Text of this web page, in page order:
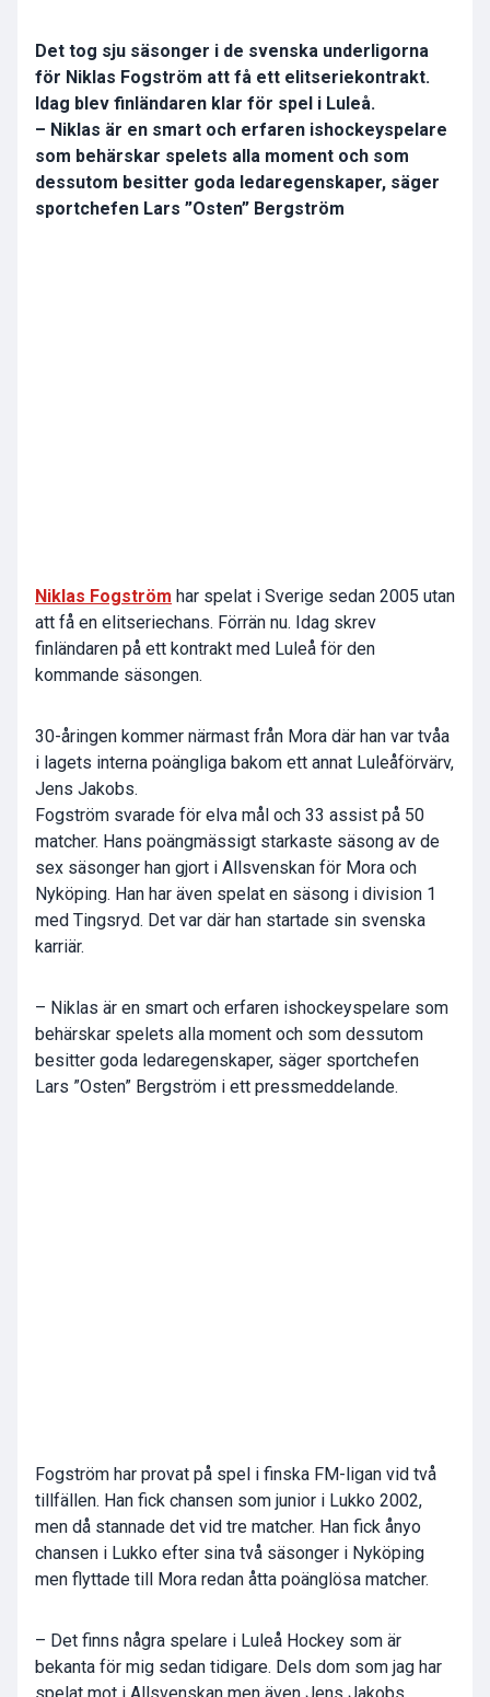
Det tog sju säsonger i de svenska underligorna
för Niklas Fogström att få ett elitseriekontrakt.
Idag blev finländaren klar för spel i Luleå.
– Niklas är en smart och erfaren ishockeyspelare
som behärskar spelets alla moment och som
dessutom besitter goda ledaregenskaper, säger
sportchefen Lars ”Osten” Bergström
Niklas Fogström har spelat i Sverige sedan 2005 utan
att få en elitseriechans. Förrän nu. Idag skrev
finländaren på ett kontrakt med Luleå för den
kommande säsongen.
30-åringen kommer närmast från Mora där han var tvåa
i lagets interna poängliga bakom ett annat Luleåförvärv,
Jens Jakobs.
Fogström svarade för elva mål och 33 assist på 50
matcher. Hans poängmässigt starkaste säsong av de
sex säsonger han gjort i Allsvenskan för Mora och
Nyköping. Han har även spelat en säsong i division 1
med Tingsryd. Det var där han startade sin svenska
karriär.
– Niklas är en smart och erfaren ishockeyspelare som
behärskar spelets alla moment och som dessutom
besitter goda ledaregenskaper, säger sportchefen
Lars ”Osten” Bergström i ett pressmeddelande.
Fogström har provat på spel i finska FM-ligan vid två
tillfällen. Han fick chansen som junior i Lukko 2002,
men då stannade det vid tre matcher. Han fick ånyo
chansen i Lukko efter sina två säsonger i Nyköping
men flyttade till Mora redan åtta poänglösa matcher.
– Det finns några spelare i Luleå Hockey som är
bekanta för mig sedan tidigare. Dels dom som jag har